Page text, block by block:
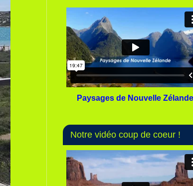
Paysages de Nouvelle Zélande
Notre vidéo coup de coeur !